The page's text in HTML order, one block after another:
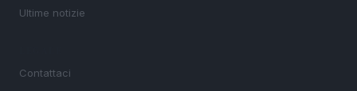
Ultime notizie
Contattaci